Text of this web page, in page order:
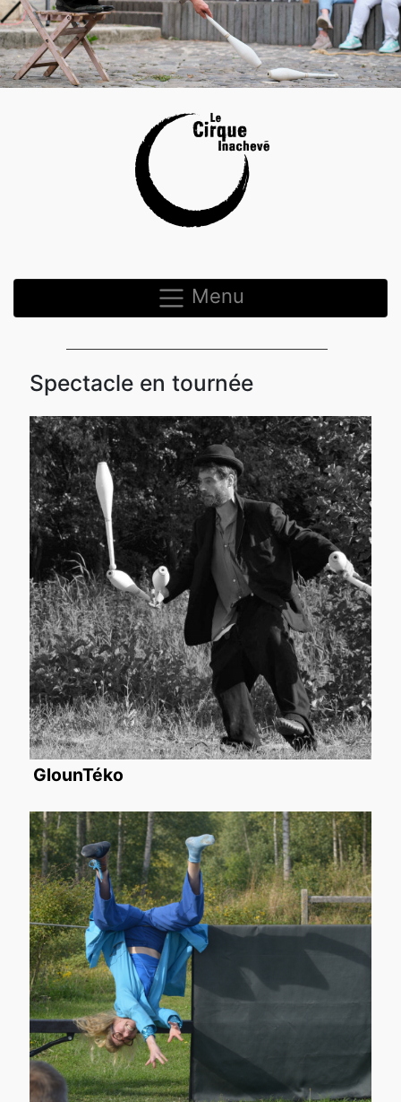
Menu
Spectacle en tournée
GlounTéko